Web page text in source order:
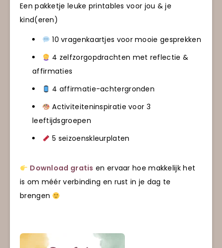
Een pakketje leuke printables voor jou & je
kind(eren)
10 vragenkaartjes voor mooie gesprekken
4 zelfzorgopdrachten met reflectie &
affirmaties
4 affirmatie-achtergronden
Activiteiteninspiratie voor 3
leeftijdsgroepen
5 seizoenskleurplaten
Download gratis en ervaar hoe makkelijk het
is om méér verbinding en rust in je dag te
brengen